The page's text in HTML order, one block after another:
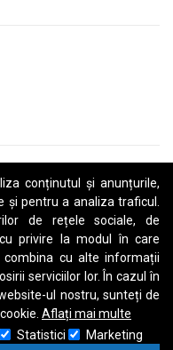
conținutul și anunțurile,
pentru a analiza traficul.
de rețele sociale, de
privire la modul în care
cu alte informații
serviciilor lor. În cazul în
ul nostru, sunteți de
Aflați mai multe
Statistici Marketing
RSTUV WXYZ